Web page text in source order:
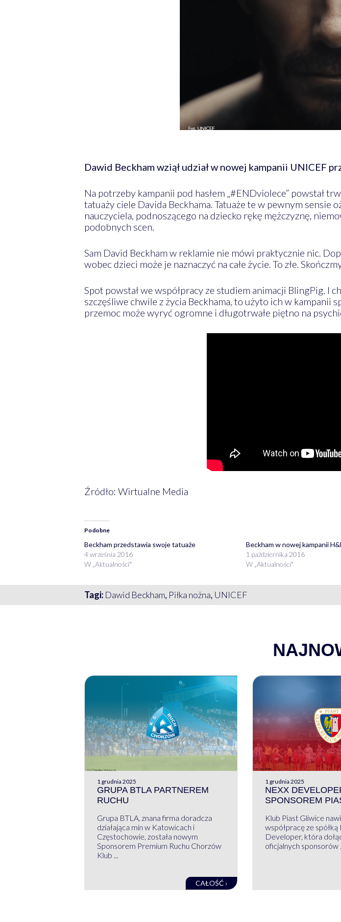
Dawid Beckham wziął udział w nowej kampanii UNICEF
Na potrzeby kampanii pod hasłem „#ENDviolece” powstał
tatuaży ciele Davida Beckhama. Tatuaże te w pewnym sensie
nauczyciela, podnoszącego na dziecko rękę mężczyznę,
podobnych scen.
Sam David Beckham w reklamie nie mówi praktycznie nic.
wobec dzieci może je naznaczyć na całe życie. To złe.
Spot powstał we współpracy ze studiem animacji BlingPig. I
szczęśliwe chwile z życia Beckhama, to użyto ich w kampanii
przemoc może wyryć ogromne i długotrwałe piętno na
Źródło: Wirtualne Media
Podobne
Beckham przedstawia swoje tatuaże
4 września 2016
W „Aktualności"
Beckham w nowej kampanii
1 października 2016
W „Aktualności"
Tagi: Dawid Beckham, Piłka nożna, UNICEF
1 grudnia 2025
GRUPA BTLA PARTNEREM
RUCHU
Grupa BTLA, znana firma doradcza
działająca min w Katowicach i
Częstochowie, została nowym
Sponsorem Premium Ruchu Chorzów
Klub ...
CAŁOŚĆ ›
1 grudnia 2025
NEXX
SPONSOREM
Klub Piast Gliwice
współpracę ze spółką
Developer, która
oficjalnych sponsorów